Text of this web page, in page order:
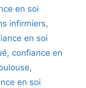
en soi
infirmiers,
en soi
, confiance en
,
en soi